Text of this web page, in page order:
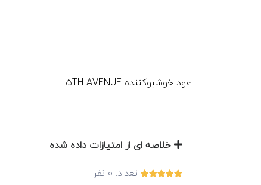
عود خوشبوکننده ۵TH AVENUE
خلاصه ای از امتیازات داده شده
تعداد: 0 نفر